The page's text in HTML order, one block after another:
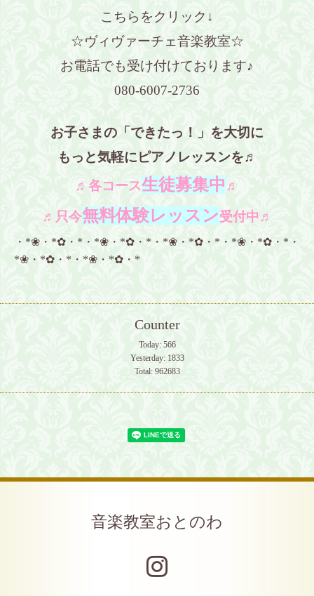
こちらをクリック↓
☆ヴィヴァーチェ音楽教室☆
お電話でも受け付けております♪
080-6007-2736
お子さまの「できたっ！」を大切に
もっと気軽にピアノレッスンを♬
♬各コース生徒募集中 ♬
♬只今無料体験レッスン受付中♬
・*❀・*✿・*・*❀・*✿・*・*❀・*✿・*・*❀・*✿・*・
*❀・*✿・*・*❀・*✿・*
Counter
Today: 566
Yesterday: 1833
Total: 962683
音楽教室おとのわ